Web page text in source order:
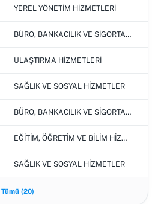
YEREL YÖNETİM HİZMETLERİ
BÜRO, BANKACILIK VE SİGORTACILIK HİZMETLERİ
ULAŞTIRMA HİZMETLERİ
SAĞLIK VE SOSYAL HİZMETLER
BÜRO, BANKACILIK VE SİGORTACILIK HİZMETLERİ
EĞİTİM, ÖĞRETİM VE BİLİM HİZMETLERİ
SAĞLIK VE SOSYAL HİZMETLER
Tümü (20)